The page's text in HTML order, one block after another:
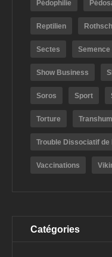
Pédophilie
Reptilien
Sectes Semence
Show Business
Soros Sport
Torture
Trouble Dissociatif de
Vaccinations
Catégories